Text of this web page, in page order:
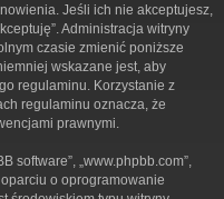
si
Jeśli ich nie akceptujesz,
Administracja witryny
czasie zmienić poniższe
wskazane jest, aby
regulaminu. Korzystanie z
regulaminu oznacza, że
prawnymi.
software”, „www.phpbb.com”,
oparciu o oprogramowanie